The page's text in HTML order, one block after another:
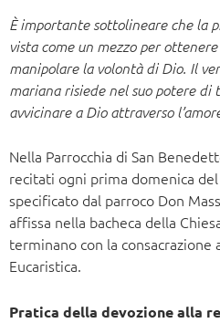
È importante sottolineare che la
vista come un mezzo per
manipolare la volontà di Dio. Il
mariana risiede nel suo potere di
avvicinare a Dio attraverso
Nella Parrocchia di San
recitati ogni prima domenica
specificato dal parroco Don
affissa nella bacheca della
terminano con la consacrazione
Eucaristica.
Pratica della devozione alla